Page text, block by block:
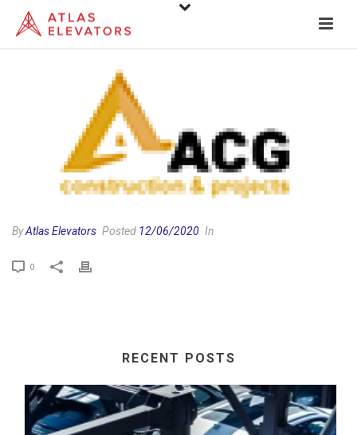
ByAtlas Elevators Posted 12/06/2020 In
0
RECENT POSTS